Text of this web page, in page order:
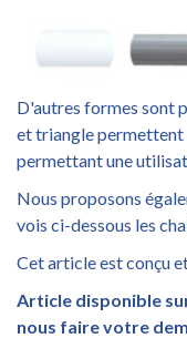
D'autres formes sont
et triangle permettent
permettant une
Nous proposons
vois ci-dessous les
Cet article est conçu
Article disponible
nous faire votre